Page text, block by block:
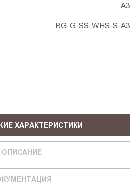
А3
BG-G-SS-WHS-S-A3
ХАРАКТЕРИСТИКИ
ОПИСАНИЕ